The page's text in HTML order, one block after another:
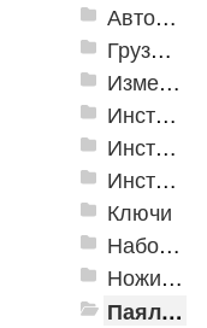
Автомобильные инструменты
Грузоподъёмное оборудование
Измерительные инструменты
Инструмент для крепления листовых материалов
Инструменты для крепления листовых материалов
Инструменты по кафелю и стеклу
Ключи
Наборы инструмента
Ножи технические
Паяльное оборудование